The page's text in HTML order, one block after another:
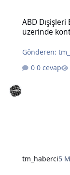
ABD Dışişleri
üzerinde
Gönderen:
0 cevap
tm_haberci5